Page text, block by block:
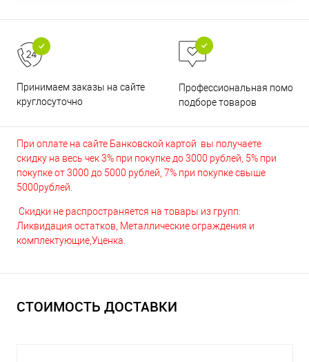
Принимаем заказы на сайте
круглосуточно
Профессиональная помощь
подборе товаров
При оплате на сайте Банковской картой вы получаете
скидку на весь чек 3% при покупке до 3000 рублей, 5% при
покупке от 3000 до 5000 рублей, 7% при покупке свыше
5000рублей.
Скидки не распространяется на товары из групп:
Ликвидация остатков, Металлические ограждения и
комплектующие,Уценка.
СТОИМОСТЬ ДОСТАВКИ